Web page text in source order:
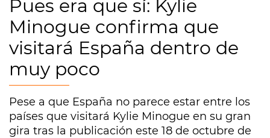
Pues era que sí: Kylie
Minogue confirma que
visitará España dentro de
muy poco
Pese a que España no parece estar entre los
países que visitará Kylie Minogue en su gran
gira tras la publicación este 18 de octubre de